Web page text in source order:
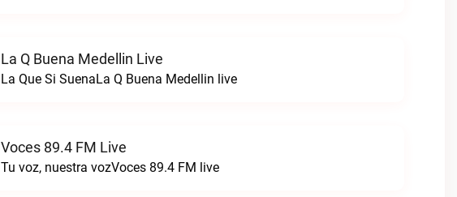
La Q Buena Medellin Live
La Que Si SuenaLa Q Buena Medellin live
Voces 89.4 FM Live
Tu voz, nuestra vozVoces 89.4 FM live